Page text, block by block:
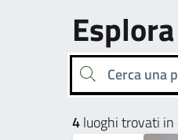
Cerca una parola chiave
4luoghi trovati